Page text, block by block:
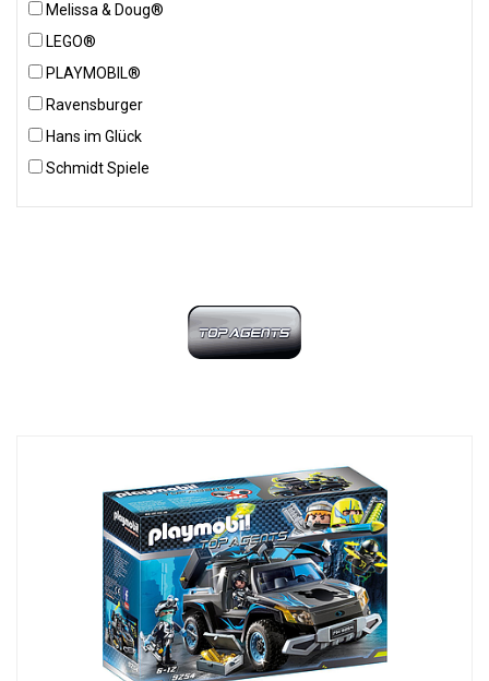
Melissa & Doug®
LEGO®
PLAYMOBIL®
Ravensburger
Hans im Glück
Schmidt Spiele